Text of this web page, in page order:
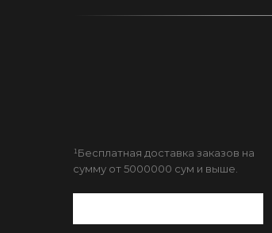
¹Бесплатная доставка заказов на
сумму от 5000000 сум и выше.